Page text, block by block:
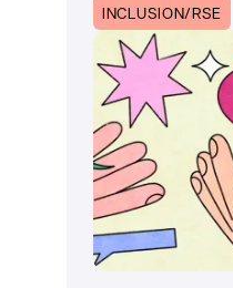
INCLUSION/RSE